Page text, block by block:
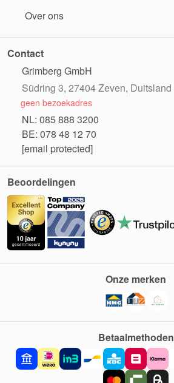
Over ons
Contact
Grimberg GmbH
Südring 3, 27404 Zeven, Duitsland
geen bezoekadres
NL: 085 888 3200
BE: 078 48 12 70
[email protected]
Beoordelingen
Betaalmethoden
Onze merken